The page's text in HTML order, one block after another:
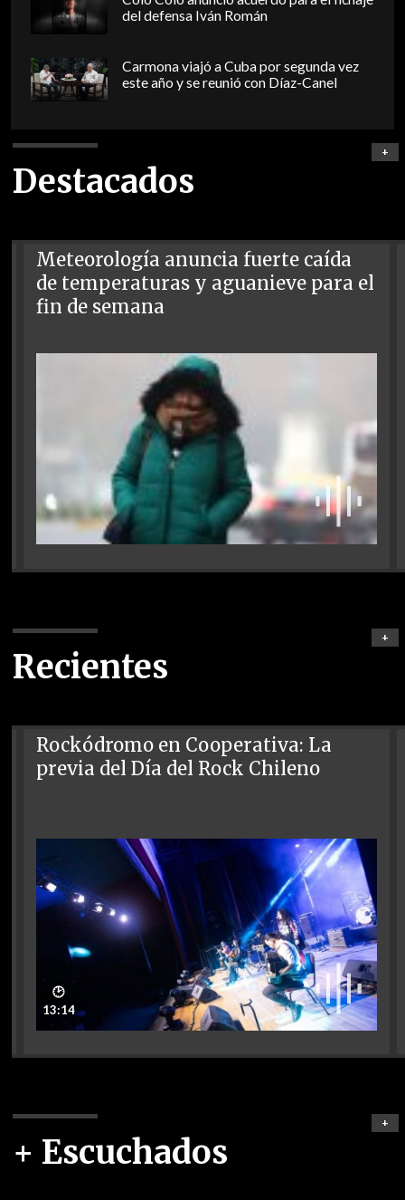
del defensa Iván Román
Carmona viajó a Cuba por segunda vez
este año y se reunió con Díaz-Canel
Destacados
+
Meteorología anuncia fuerte caída
de temperaturas y aguanieve para el
fin de semana
Recientes
+
Rockódromo en Cooperativa: La
previa del Día del Rock Chileno
🕑
13:14
+ Escuchados
+